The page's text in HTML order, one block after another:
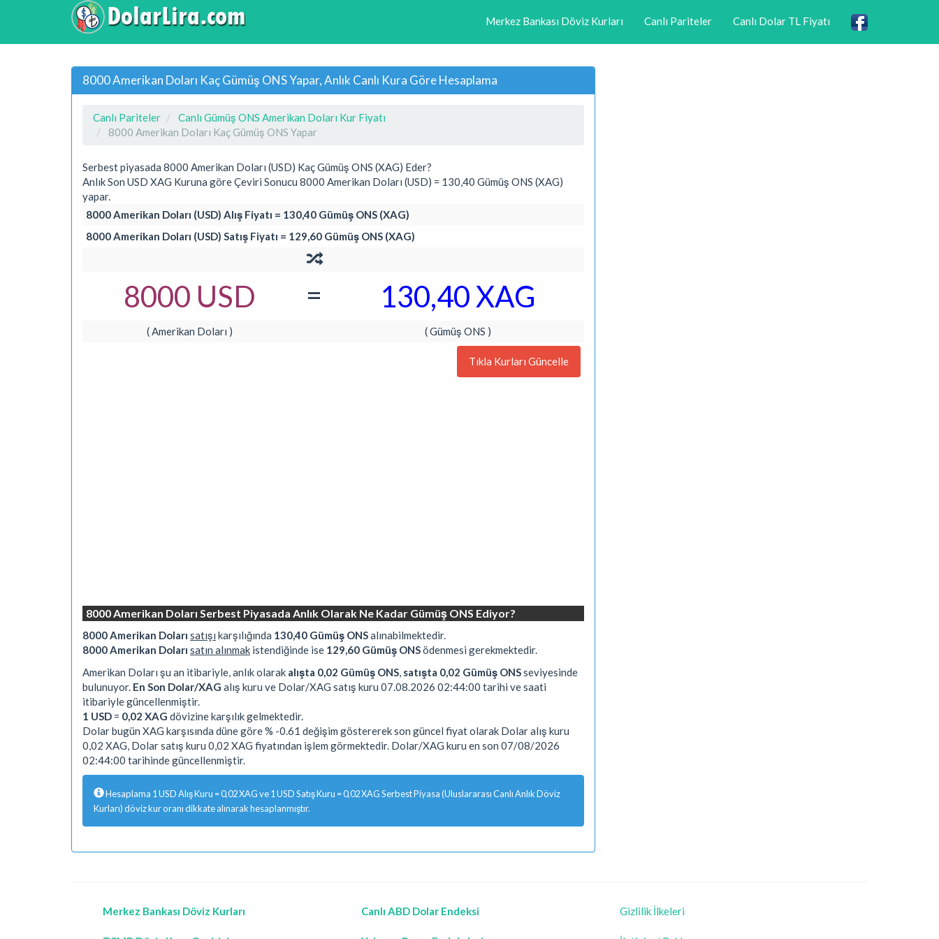
Merkez Bankası Döviz Kurları Canlı Pariteler Canlı Dolar TL Fiyatı
8000 Amerikan Doları Kaç Gümüş ONS Yapar, Anlık Canlı Kura Göre Hesaplama
Canlı Pariteler
Canlı Gümüş ONS Amerikan Doları Kur Fiyatı
8000 Amerikan Doları Kaç Gümüş ONS Yapar
Serbest piyasada 8000 Amerikan Doları (USD) Kaç Gümüş ONS (XAG) Eder?
Anlık Son USD XAG Kuruna göre Çeviri Sonucu 8000 Amerikan Doları (USD) = 130,40 Gümüş ONS (XAG)
yapar.
8000 Amerikan Doları (USD) Alış Fiyatı = 130,40 Gümüş ONS (XAG)
8000 Amerikan Doları (USD) Satış Fiyatı = 129,60 Gümüş ONS (XAG)
8000 USD = 130,40 XAG
( Amerikan Doları ) ( Gümüş ONS )
Tıkla Kurları Güncelle
8000 Amerikan Doları Serbest Piyasada Anlık Olarak Ne Kadar Gümüş ONS Ediyor?
8000 Amerikan Doları satışı karşılığında 130,40 Gümüş ONSalınabilmektedir.
8000 Amerikan Doları satın alınmak istendiğinde ise 129,60 Gümüş ONSödenmesi gerekmektedir.
Amerikan Doları şu an itibariyle, anlık olarak alışta 0,02 Gümüş ONS satışta 0,02 Gümüş ONSseviyesinde
bulunuyor. En Son Dolar/XAG alış kuru ve Dolar/XAG satış kuru 07.08.2026 02:44:00 tarihi ve saati
itibariyle güncellenmiştir.
1 USD = 0,02 XAG dövizine karşılık gelmektedir.
Dolar bugün XAG karşısında düne göre % -0.61 değişim göstererek son güncel fiyat olarak Dolar alış kuru
0,02 XAG, Dolar satış kuru 0,02 XAG fiyatından işlem görmektedir. Dolar/XAG kuru en son 07/08/2026
02:44:00 tarihinde güncellenmiştir.
Hesaplama 1 USD Alış Kuru = 0,02 XAG ve 1 USD Satış Kuru = 0,02 XAG Serbest Piyasa (Uluslararası Canlı Anlık Döviz
Kurları) döviz kur oranı dikkate alınarak hesaplanmıştır.
Merkez Bankası Döviz Kurları Canlı ABD Dolar Endeksi Gizlilik İlkeleri